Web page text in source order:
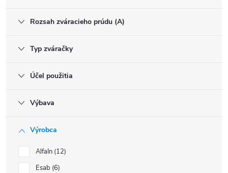
Rozsah zváracieho prúdu (A)
Typ zváračky
Účel použitia
Výbava
Výrobca
AlfaIn 12
Esab 6